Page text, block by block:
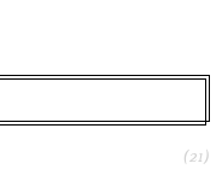
(21)